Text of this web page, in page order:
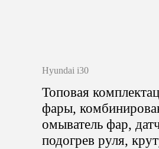
Hyundai i30
Топовая
фары,
омыватель фар,
подогрев руля,